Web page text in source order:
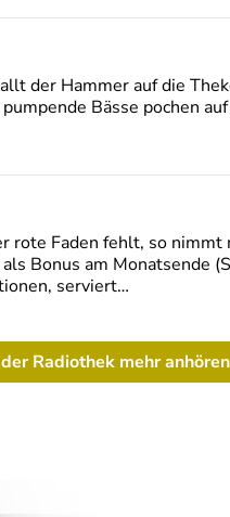
der Hammer auf die
Bässe pochen
Faden fehlt, so
Bonus am Monatsende
serviert…
Radiothek mehr anhören